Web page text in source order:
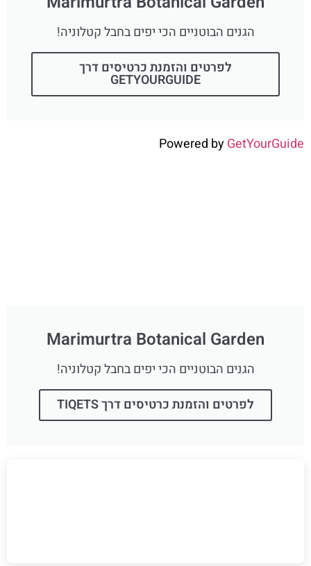
הגנים הבוטניים הכי יפים בחבל קטלוניה!
לפרטים והזמנת כרטיסים דרך
GETYOURGUIDE
Powered byGetYourGuide
Marimurtra Botanical Garden
הגנים הבוטניים הכי יפים בחבל קטלוניה!
לפרטים והזמנת כרטיסים דרך TIQETS